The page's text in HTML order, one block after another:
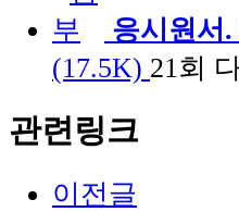
응시원서
(17.5K) 21회
관련링크
이전글